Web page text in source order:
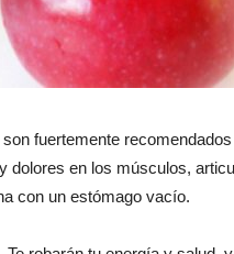
son fuertemente
en los músculos,
con un estómago vacío.